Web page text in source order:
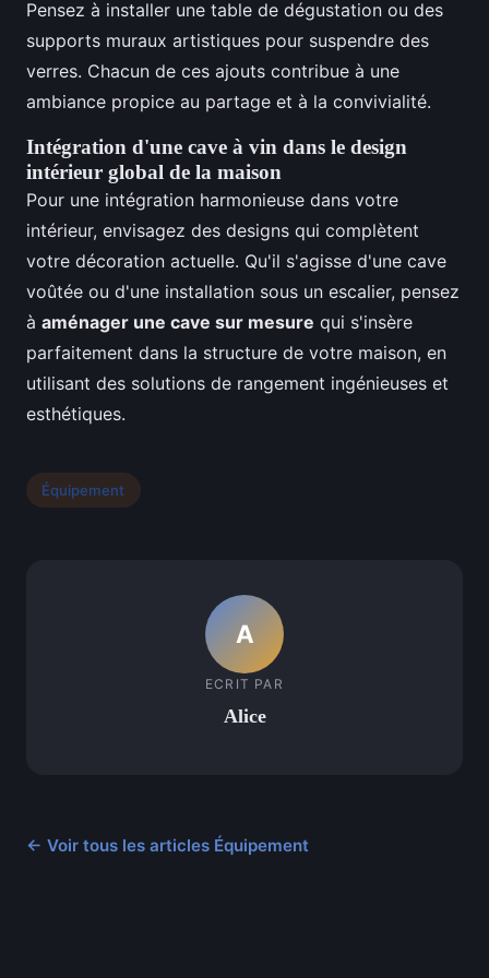
Pensez à installer une table de dégustation ou des
supports muraux artistiques pour suspendre des
verres. Chacun de ces ajouts contribue à une
ambiance propice au partage et à la convivialité.
Intégration d'une cave à vin dans le design
intérieur global de la maison
Pour une intégration harmonieuse dans votre
intérieur, envisagez des designs qui complètent
votre décoration actuelle. Qu'il s'agisse d'une cave
voûtée ou d'une installation sous un escalier, pensez
à aménager une cave sur mesure qui s'insère
parfaitement dans la structure de votre maison, en
utilisant des solutions de rangement ingénieuses et
esthétiques.
Équipement
A
ECRIT PAR
Alice
← Voir tous les articles Équipement